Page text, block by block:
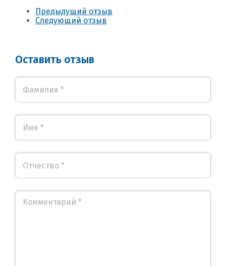
Предыдущий отзыв
Следующий отзыв
Оставить отзыв
Фамилия *
Имя *
Отчество *
Комментарий *